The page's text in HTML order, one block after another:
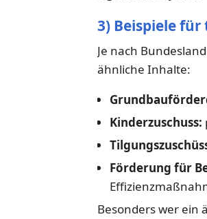
3) Beispiele
Je nach
ähnliche Inhalte:
Kinderzuschuss:
Förderung für
Besonders wer ein